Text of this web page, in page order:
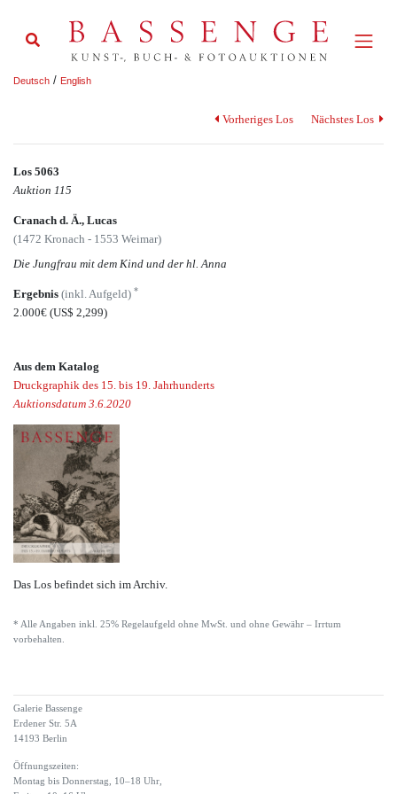
Deutsch / English
Vorheriges Los Nächstes Los
Los 5063
Auktion 115
Cranach d. Ä., Lucas
(1472 Kronach - 1553 Weimar)
Die Jungfrau mit dem Kind und der hl. Anna
Ergebnis (inkl. Aufgeld) *
2.000€ (US$ 2,299)
Aus dem Katalog
Druckgraphik des 15. bis 19. Jahrhunderts
Auktionsdatum 3.6.2020
Das Los befindet sich im Archiv.
* Alle Angaben inkl. 25% Regelaufgeld ohne MwSt. und ohne Gewähr – Irrtum
vorbehalten.
Galerie Bassenge
Erdener Str. 5A
14193 Berlin
Öffnungszeiten:
Montag bis Donnerstag, 10–18 Uhr,